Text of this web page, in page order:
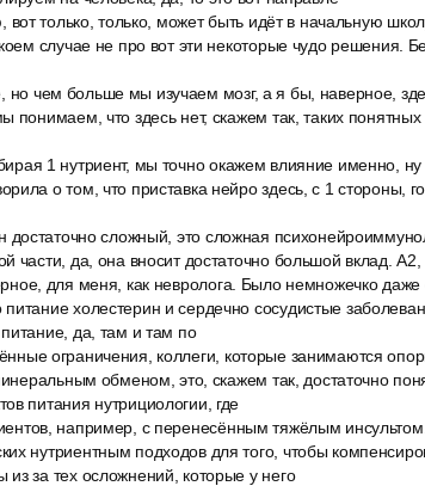
только, только, может быть идёт в начальную
случае не про вот эти некоторые чудо решения.
чем больше мы изучаем мозг, а я бы, наверное,
понимаем, что здесь нет, скажем так, таких
1 нутриент, мы точно окажем влияние именно, ну
о том, что приставка нейро здесь, с 1 стороны,
достаточно сложный, это сложная
части, да, она вносит достаточно большой вклад.
для меня, как невролога. Было немножечко даже
питание холестерин и сердечно сосудистые
да, там и там по
ограничения, коллеги, которые занимаются
обменом, это, скажем так, достаточно
питания нутрициологии, где
например, с перенесённым тяжёлым
нутриентным подходов для того, чтобы
за тех осложнений, которые у него